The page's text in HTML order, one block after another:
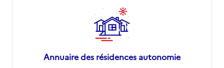
Annuaire des résidences autonomie